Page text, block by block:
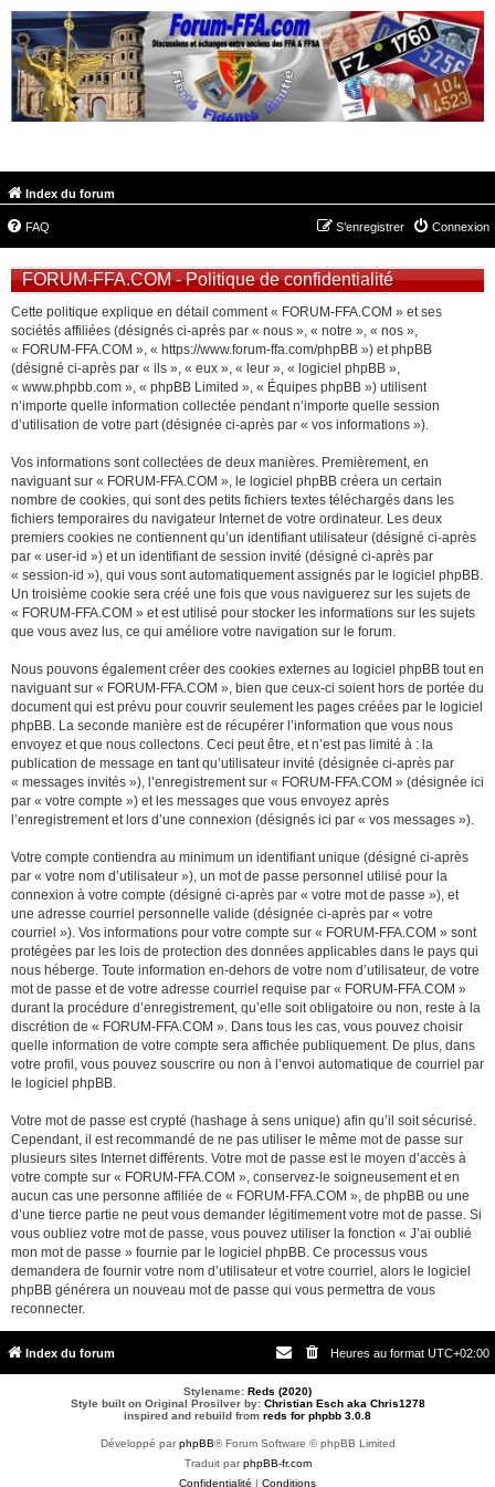
Index du forum
FAQ Connexion
S’enregistrer
FORUM-FFA.COM - Politique de confidentialité
Cette politique explique en détail comment « FORUM-FFA.COM » et ses
sociétés affiliées (désignés ci-après par « nous », « notre », « nos »,
« FORUM-FFA.COM », « https://www.forum-ffa.com/phpBB ») et phpBB
(désigné ci-après par « ils », « eux », « leur », « logiciel phpBB »,
« www.phpbb.com », « phpBB Limited », « Équipes phpBB ») utilisent
n’importe quelle information collectée pendant n’importe quelle session
d’utilisation de votre part (désignée ci-après par « vos informations »).
Vos informations sont collectées de deux manières. Premièrement, en
naviguant sur « FORUM-FFA.COM », le logiciel phpBB créera un certain
nombre de cookies, qui sont des petits fichiers textes téléchargés dans les
fichiers temporaires du navigateur Internet de votre ordinateur. Les deux
premiers cookies ne contiennent qu’un identifiant utilisateur (désigné ci-après
par « user-id ») et un identifiant de session invité (désigné ci-après par
« session-id »), qui vous sont automatiquement assignés par le logiciel phpBB.
Un troisième cookie sera créé une fois que vous naviguerez sur les sujets de
« FORUM-FFA.COM » et est utilisé pour stocker les informations sur les sujets
que vous avez lus, ce qui améliore votre navigation sur le forum.
Nous pouvons également créer des cookies externes au logiciel phpBB tout en
naviguant sur « FORUM-FFA.COM », bien que ceux-ci soient hors de portée du
document qui est prévu pour couvrir seulement les pages créées par le logiciel
phpBB. La seconde manière est de récupérer l’information que vous nous
envoyez et que nous collectons. Ceci peut être, et n’est pas limité à : la
publication de message en tant qu’utilisateur invité (désignée ci-après par
« messages invités »), l’enregistrement sur « FORUM-FFA.COM » (désignée ici
par « votre compte ») et les messages que vous envoyez après
l’enregistrement et lors d’une connexion (désignés ici par « vos messages »).
Votre compte contiendra au minimum un identifiant unique (désigné ci-après
par « votre nom d’utilisateur »), un mot de passe personnel utilisé pour la
connexion à votre compte (désigné ci-après par « votre mot de passe »), et
une adresse courriel personnelle valide (désignée ci-après par « votre
courriel »). Vos informations pour votre compte sur « FORUM-FFA.COM » sont
protégées par les lois de protection des données applicables dans le pays qui
nous héberge. Toute information en-dehors de votre nom d’utilisateur, de votre
mot de passe et de votre adresse courriel requise par « FORUM-FFA.COM »
durant la procédure d’enregistrement, qu’elle soit obligatoire ou non, reste à la
discrétion de « FORUM-FFA.COM ». Dans tous les cas, vous pouvez choisir
quelle information de votre compte sera affichée publiquement. De plus, dans
votre profil, vous pouvez souscrire ou non à l’envoi automatique de courriel par
le logiciel phpBB.
Votre mot de passe est crypté (hashage à sens unique) afin qu’il soit sécurisé.
Cependant, il est recommandé de ne pas utiliser le même mot de passe sur
plusieurs sites Internet différents. Votre mot de passe est le moyen d’accès à
votre compte sur « FORUM-FFA.COM », conservez-le soigneusement et en
aucun cas une personne affiliée de « FORUM-FFA.COM », de phpBB ou une
d’une tierce partie ne peut vous demander légitimement votre mot de passe. Si
vous oubliez votre mot de passe, vous pouvez utiliser la fonction « J’ai oublié
mon mot de passe » fournie par le logiciel phpBB. Ce processus vous
demandera de fournir votre nom d’utilisateur et votre courriel, alors le logiciel
phpBB générera un nouveau mot de passe qui vous permettra de vous
reconnecter.
Index du forum Heures au format UTC+02:00
Stylename: Reds (2020)
Style built on Original Prosilver by: Christian Esch aka Chris1278
inspired and rebuild from reds for phpbb 3.0.8
Développé parphpBB® Forum Software © phpBB Limited
Traduit parphpBB-fr.com
Confidentialité | Conditions